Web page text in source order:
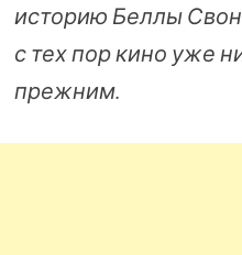
историю Беллы
с тех пор кино уже
прежним.